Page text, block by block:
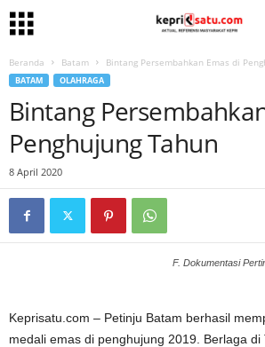
Beranda Batam Bintang Persembahkan Emas di
BATAM OLAHRAGA
Bintang
Penghujung Tahun
8 April 2020
F. Dokumentasi
Keprisatu.com – Petinju Batam berhasil
medali emas di penghujung 2019. Berlaga di